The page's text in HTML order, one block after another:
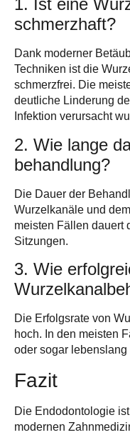
1. Ist eine
schmerzhaft?
Dank moderner
Techniken ist die
schmerzfrei. Die
deutliche Linderung
Infektion verursacht
2. Wie lange
behandlung?
Die Dauer der
Wurzelkanäle und
meisten Fällen dauert
Sitzungen.
3. Wie
Die Erfolgsrate von
hoch. In den meisten
oder sogar
Fazit
Die Endodontologie
modernen